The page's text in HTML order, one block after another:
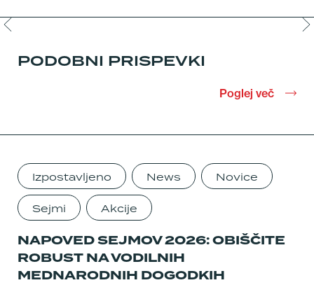
PODOBNI PRISPEVKI
Poglej več
Izpostavljeno News Novice
Sejmi Akcije
NAPOVED SEJMOV 2026: OBIŠČITE
ROBUST NA VODILNIH
MEDNARODNIH DOGODKIH